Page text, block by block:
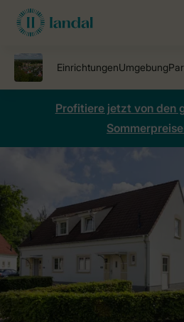
Profitiere jetzt von den